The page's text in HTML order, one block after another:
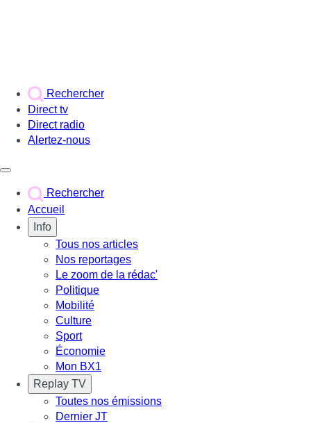
Rechercher
Direct tv
Direct radio
Alertez-nous
Rechercher
Accueil
Info
Tous nos articles
Nos reportages
Le zoom de la rédac'
Politique
Mobilité
Culture
Sport
Économie
Mon BX1
Replay TV
Toutes nos émissions
Dernier JT